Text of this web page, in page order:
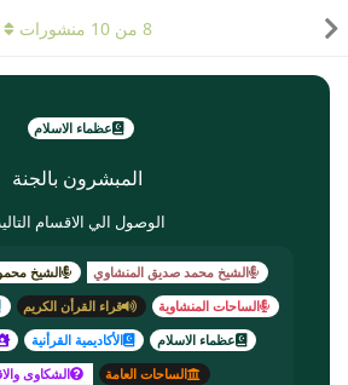
عظماء الاسلام
المبشرون بالجنة
الوصول الي الاقسام
الشيخ محمد صديق المنشاوي
الشيخ
الساحات المنشاوية
قراء القرأن الكريم
عظماء الاسلام
الأكاديمية القرأنية
الساحات العامة
الشكاوى
8 من10 منشورات